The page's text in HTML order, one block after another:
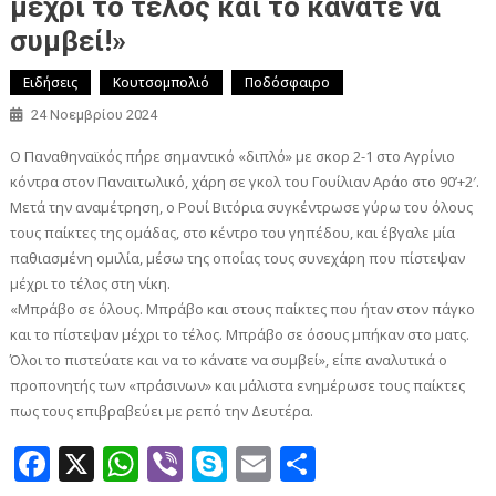
μέχρι το τέλος και το κάνατε να
συμβεί!»
Ειδήσεις Κουτσομπολιό Ποδόσφαιρο
24 Νοεμβρίου 2024
Ο Παναθηναϊκός πήρε σημαντικό «διπλό» με σκορ 2-1 στο Αγρίνιο
κόντρα στον Παναιτωλικό, χάρη σε γκολ του Γουίλιαν Αράο στο 90’+2′.
Μετά την αναμέτρηση, ο Ρουί Βιτόρια συγκέντρωσε γύρω του όλους
τους παίκτες της ομάδας, στο κέντρο του γηπέδου, και έβγαλε μία
παθιασμένη ομιλία, μέσω της οποίας τους συνεχάρη που πίστεψαν
μέχρι το τέλος στη νίκη.
«Μπράβο σε όλους. Μπράβο και στους παίκτες που ήταν στον πάγκο
και το πίστεψαν μέχρι το τέλος. Μπράβο σε όσους μπήκαν στο ματς.
Όλοι το πιστεύατε και να το κάνατε να συμβεί», είπε αναλυτικά ο
προπονητής των «πράσινων» και μάλιστα ενημέρωσε τους παίκτες
πως τους επιβραβεύει με ρεπό την Δευτέρα.
Facebook
X WhatsApp
ViberSkype
Email